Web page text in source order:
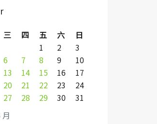
三 四 五 六
日
1
2
3
6 7 8 9
10
13 14 15 16
17
20 21 22 23
24
27 28 29 30 31